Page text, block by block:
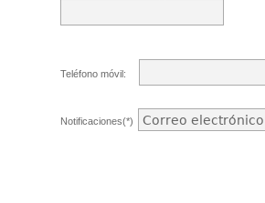
Teléfono móvil:
Notificaciones(*)